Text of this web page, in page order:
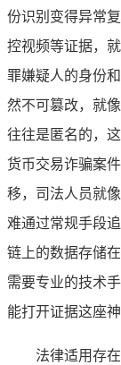
份识别变得异常
控视频等证据，
罪嫌疑人的身份
然不可篡改，就
往往是匿名的，
货币交易诈骗案
移，司法人员就
难通过常规手段
链上的数据存储
需要专业的技术
能打开证据这座神
法律适用存